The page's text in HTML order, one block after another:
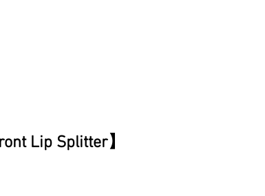
Lip Splitter】